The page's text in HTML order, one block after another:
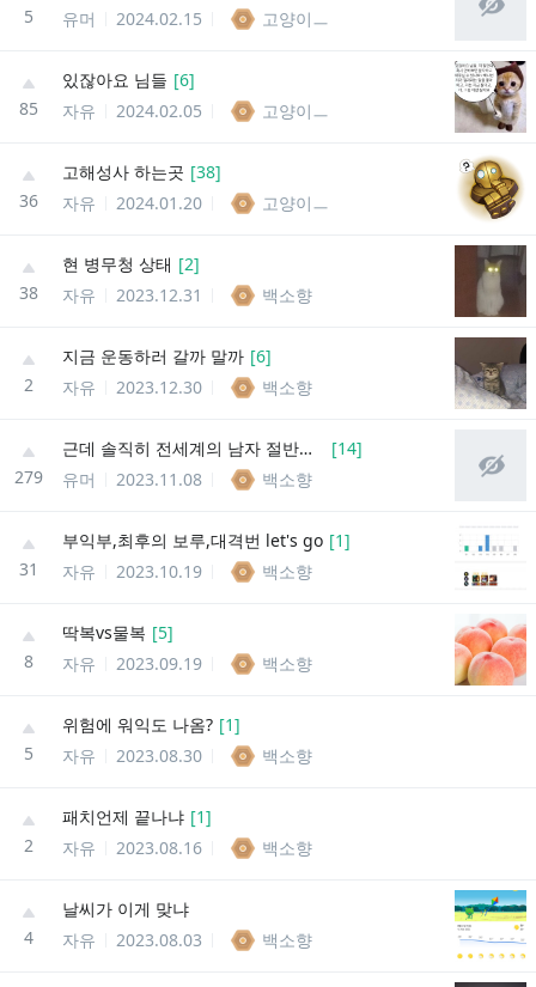
5
유머
2024.02.15 고양이ㅡ
85
있잖아요 님들 [6]
자유
2024.02.05 고양이ㅡ
36
고해성사 하는곳 [38]
자유
2024.01.20 고양이ㅡ
38
현 병무청 상태 [2]
자유
2023.12.31 백소향
2
지금 운동하러 갈까 말까 [6]
자유
2023.12.30 백소향
279
근데 솔직히 전세계의 남자 절반은 죽어야된다고 생각함ㅇㅇ [14]
유머
2023.11.08 백소향
31
부익부,최후의 보루,대격번 let's go [1]
자유
2023.10.19 백소향
8
딱복vs물복 [5]
자유
2023.09.19 백소향
5
위험에 워익도 나옴? [1]
자유
2023.08.30 백소향
2
패치언제 끝나냐 [1]
자유
2023.08.16 백소향
4
날씨가 이게 맞냐
자유
2023.08.03 백소향